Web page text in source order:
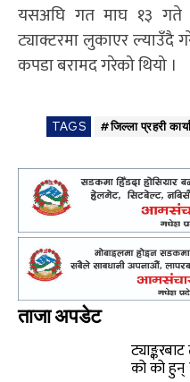
यसअघि गत माघ १३ गते
ट्याक्टरमा लुकाएर ल्याउँदै
कपडा बरामद गरेको थियो ।
TAGS #जिल्ला प्रहरी
ताजा अपडेट
को को हुन्